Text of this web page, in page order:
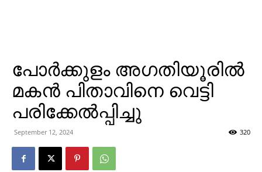
പോര്‍ക്കുളം അഗതിയൂരില്‍
മകന്‍ പിതാവിനെ വെട്ടി
പരിക്കേല്‍പ്പിച്ചു
September 12, 2024 320